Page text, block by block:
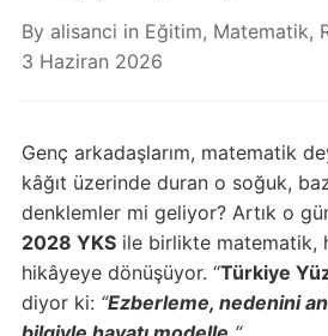
By alisanci in Eğitim, Matematik,
3 Haziran 2026
Genç arkadaşlarım, matematik
kâğıt üzerinde duran o soğuk,
denklemler mi geliyor? Artık o
2028 YKSile birlikte matematik,
hikâyeye dönüşüyor. “Türkiye
diyor ki: “Ezberleme, nedenini